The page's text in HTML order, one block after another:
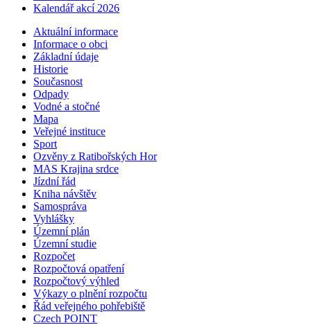
Kalendář akcí 2026
Aktuální informace
Informace o obci
Základní údaje
Historie
Současnost
Odpady
Vodné a stočné
Mapa
Veřejné instituce
Sport
Ozvěny z Ratibořských Hor
MAS Krajina srdce
Jízdní řád
Kniha návštěv
Samospráva
Vyhlášky
Územní plán
Územní studie
Rozpočet
Rozpočtová opatření
Rozpočtový výhled
Výkazy o plnění rozpočtu
Řád veřejného pohřebiště
Czech POINT